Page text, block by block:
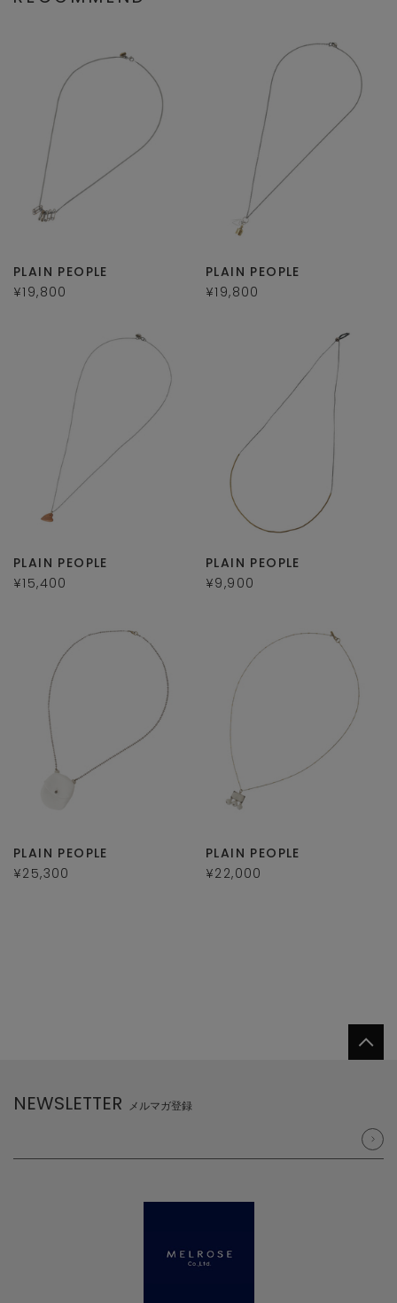
PLAIN PEOPLE
¥19,800
PLAIN PEOPLE
¥19,800
PLAIN PEOPLE
¥15,400
PLAIN PEOPLE
¥9,900
PLAIN PEOPLE
¥25,300
PLAIN PEOPLE
¥22,000
NEWSLETTER メルマガ登録